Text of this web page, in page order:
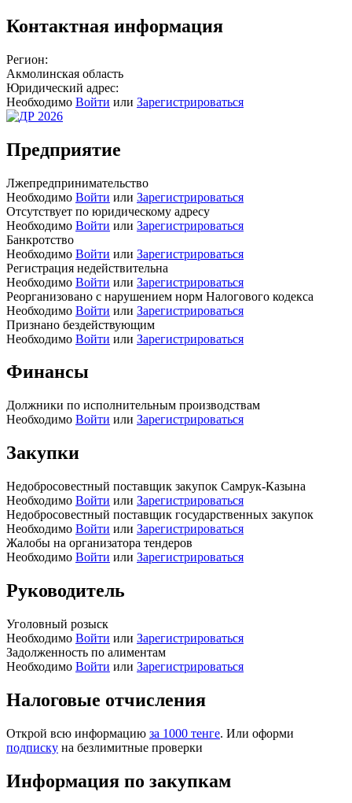
Контактная информация
Регион:
Акмолинская область
Юридический адрес:
Необходимо Войти или Зарегистрироваться
Предприятие
Лжепредпринимательство
Необходимо Войти или Зарегистрироваться
Отсутствует по юридическому адресу
Необходимо Войти или Зарегистрироваться
Банкротство
Необходимо Войти или Зарегистрироваться
Регистрация недействительна
Необходимо Войти или Зарегистрироваться
Реорганизовано с нарушением норм Налогового кодекса
Необходимо Войти или Зарегистрироваться
Признано бездействующим
Необходимо Войти или Зарегистрироваться
Финансы
Должники по исполнительным производствам
Необходимо Войти или Зарегистрироваться
Закупки
Недобросовестный поставщик закупок Самрук-Казына
Необходимо Войти или Зарегистрироваться
Недобросовестный поставщик государственных закупок
Необходимо Войти или Зарегистрироваться
Жалобы на организатора тендеров
Необходимо Войти или Зарегистрироваться
Руководитель
Уголовный розыск
Необходимо Войти или Зарегистрироваться
Задолженность по алиментам
Необходимо Войти или Зарегистрироваться
Налоговые отчисления
Открой всю информацию за 1000 тенге. Или оформи
подписку на безлимитные проверки
Информация по закупкам